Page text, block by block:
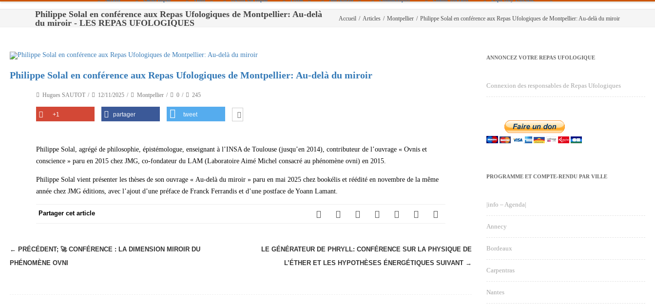
Paris
Bordeaux
Montpellier
Nantes
Carpentras
Strasbourg
Politique De Cookies (UE)|info – Agenda|
Non Assigné
Philippe Solal en conférence aux Repas Ufologiques de Montpellier: Au-delà
du miroir - LES REPAS UFOLOGIQUES
Accueil / Articles / Montpellier / Philippe Solal en conférence aux Repas Ufologiques de Montpellier: Au-delà du miroir
Philippe Solal en conférence aux Repas Ufologiques de Montpellier: Au-delà du miroir
Hugues SAUTOT 12/11/2025 Montpellier 0 245
+1 partager tweet
Philippe Solal, agrégé de philosophie, épistémologue, enseignant à l’INSA de Toulouse (jusqu’en 2014), contributeur de l’ouvrage « Ovnis et
conscience » paru en 2015 chez JMG, co-fondateur du LAM (Laboratoire Aimé Michel consacré au phénomène ovni) en 2015.
Philippe Solal vient présenter les thèses de son ouvrage « Au-delà du miroir » paru en mai 2025 chez bookélis et réédité en novembre de la même
année chez JMG éditions, avec l’ajout d’une préface de Franck Ferrandis et d’une postface de Yoann Lamant.
Partager cet article
N
a
← PRÉCÉDENT; 🚀 CONFÉRENCE : LA DIMENSION MIROIR DU
PHÉNOMÈNE OVNI
LE GÉNÉRATEUR DE PHRYLL: CONFÉRENCE SUR LA PHYSIQUE DE
L’ÉTHER ET LES HYPOTHÈSES ÉNERGÉTIQUES SUIVANT →
ANNONCEZ VOTRE REPAS UFOLOGIQUE
Connexion des responsables de Repas Ufologiques
PROGRAMME ET COMPTE-RENDU PAR VILLE
|info – Agenda|
Annecy
Bordeaux
Carpentras
Nantes